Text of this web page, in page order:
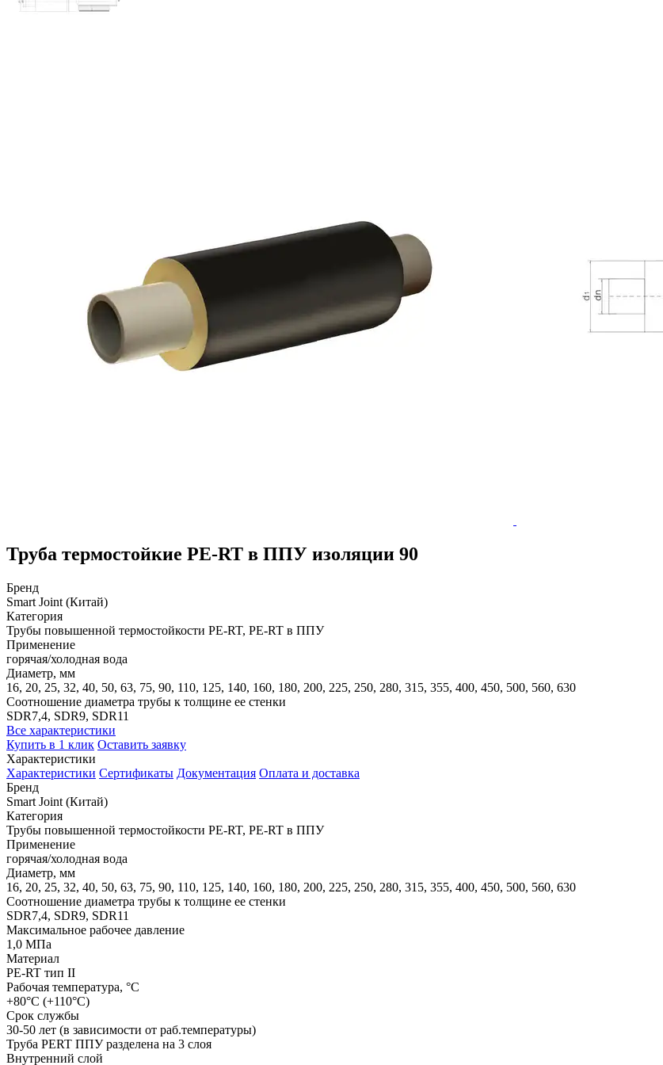
Труба термостойкие PE-RT в ППУ изоляции 90
Бренд
Smart Joint (Китай)
Категория
Трубы повышенной термостойкости PE-RT, PE-RT в ППУ
Применение
горячая/холодная вода
Диаметр, мм
16, 20, 25, 32, 40, 50, 63, 75, 90, 110, 125, 140, 160, 180, 200, 225, 250, 280, 315, 355, 400, 450, 500, 560, 630
Соотношение диаметра трубы к толщине ее стенки
SDR7,4, SDR9, SDR11
Все характеристики
Купить в 1 клик Оставить заявку
Характеристики
Характеристики Сертификаты Документация Оплата и доставка
Бренд
Smart Joint (Китай)
Категория
Трубы повышенной термостойкости PE-RT, PE-RT в ППУ
Применение
горячая/холодная вода
Диаметр, мм
16, 20, 25, 32, 40, 50, 63, 75, 90, 110, 125, 140, 160, 180, 200, 225, 250, 280, 315, 355, 400, 450, 500, 560, 630
Соотношение диаметра трубы к толщине ее стенки
SDR7,4, SDR9, SDR11
Максимальное рабочее давление
1,0 МПа
Материал
PE-RT тип II
Рабочая температура, °С
+80°С (+110°С)
Срок службы
30-50 лет (в зависимости от раб.температуры)
Труба PERT ППУ разделена на 3 слоя
Внутренний слой